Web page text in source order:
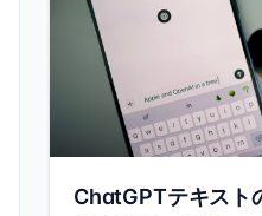
ChatGPTテキスト